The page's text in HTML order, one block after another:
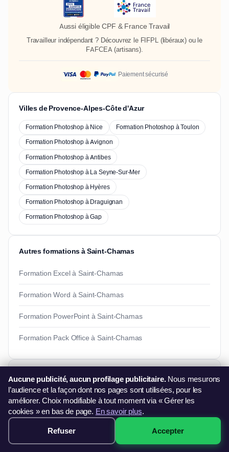
Aussi éligible CPF & France Travail
Travailleur indépendant ? Découvrez le FIFPL(libéraux) ou le
FAFCEA (artisans).
Paiement sécurisé
Villes de Provence-Alpes-Côte d'Azur
Formation Photoshop à Nice
Formation Photoshop à Toulon
Formation Photoshop à Avignon
Formation Photoshop à Antibes
Formation Photoshop à La Seyne-Sur-Mer
Formation Photoshop à Hyères
Formation Photoshop à Draguignan
Formation Photoshop à Gap
Autres formations à Saint-Chamas
Formation Excel à Saint-Chamas
Formation Word à Saint-Chamas
Formation PowerPoint à Saint-Chamas
Formation Pack Office à Saint-Chamas
Besoin d'informations ?
Vous souhaitez en savoir plus sur nos formations ?
06 44 60 79 11
contact@francefg.fr
349€ · Voir les sessions →
Aucune publicité, aucun profilage publicitaire.Nous mesurons
l’audience et la façon dont nos pages sont utilisées, pour les
améliorer. Choix modifiable à tout moment via « Gérer les
cookies » en bas de page. En savoir plus.
Refuser Accepter